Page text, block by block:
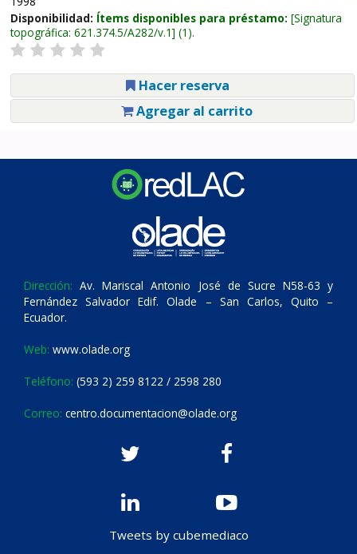
Disponibilidad: Ítems disponibles para préstamo: Signatura
topográfica: 621.374.5/A282/v.1 (1).
Hacer reserva
Agregar al carrito
Dirección: Av. Mariscal Antonio José de Sucre N58-63 y
Fernández Salvador Edif. Olade – San Carlos, Quito –
Ecuador.
Web: www.olade.org
Teléfono: (593 2) 259 8122 / 2598 280
Correo: centro.documentacion@olade.org
Tweets by cubemediaco